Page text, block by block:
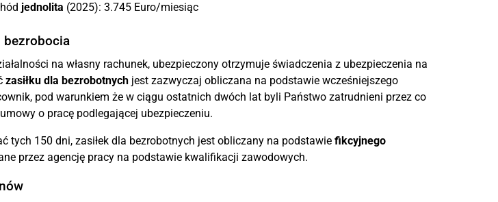
jednolita (2025): 3.745 Euro/miesiąc
bezrobocia
na własny rachunek, ubezpieczony otrzymuje świadczenia z ubezpieczenia na
zasiłku dla bezrobotnychjest zazwyczaj obliczana na podstawie wcześniejszego
pod warunkiem że w ciągu ostatnich dwóch lat byli Państwo zatrudnieni przez co
o pracę podlegającej ubezpieczeniu.
tych 150 dni, zasiłek dla bezrobotnych jest obliczany na podstawie fikcyjnego
przez agencję pracy na podstawie kwalifikacji zawodowych.